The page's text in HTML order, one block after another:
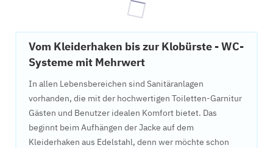
Vom Kleiderhaken bis zur Klobürste - WC-
Systeme mit Mehrwert
In allen Lebensbereichen sind Sanitäranlagen
vorhanden, die mit der hochwertigen Toiletten-Garnitur
Gästen und Benutzer idealen Komfort bietet. Das
beginnt beim Aufhängen der Jacke auf dem
Kleiderhaken aus Edelstahl, denn wer möchte schon